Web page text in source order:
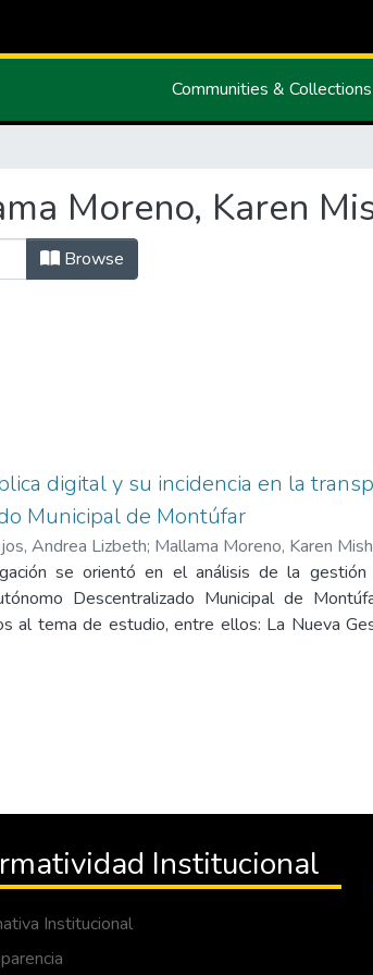
Communities & Collections
Moreno, Karen
Browse
digital y su incidencia en la
Municipal de Montúfar
Andrea Lizbeth; Mallama Moreno, Karen
se orientó en el análisis de la
Descentralizado Municipal de
al tema de estudio, entre ellos: La Nueva
y comunicación, accesibilidad
de comunicación y sociabilización por parte
que pese a que las tecnologías de
en la actualidad, en el GAD de
dinamización entre la relación de los
pues una de las barreras que
Institucional
Institucional